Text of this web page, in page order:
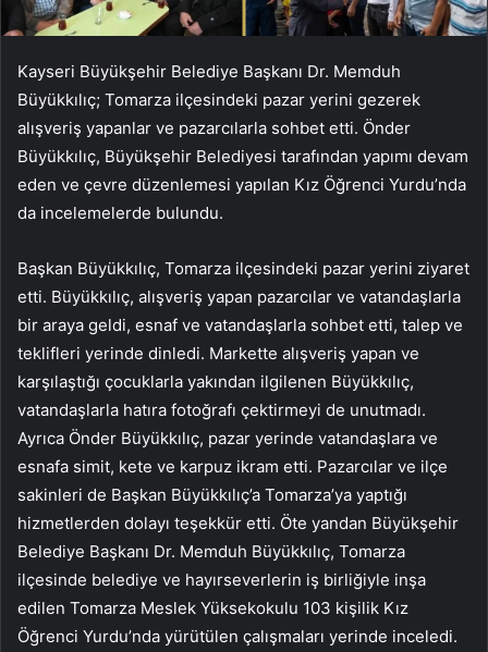
Kayseri Büyükşehir Belediye Başkanı Dr. Memduh
Büyükkılıç; Tomarza ilçesindeki pazar yerini gezerek
alışveriş yapanlar ve pazarcılarla sohbet etti. Önder
Büyükkılıç, Büyükşehir Belediyesi tarafından yapımı devam
eden ve çevre düzenlemesi yapılan Kız Öğrenci Yurdu’nda
da incelemelerde bulundu.
Başkan Büyükkılıç, Tomarza ilçesindeki pazar yerini ziyaret
etti. Büyükkılıç, alışveriş yapan pazarcılar ve vatandaşlarla
bir araya geldi, esnaf ve vatandaşlarla sohbet etti, talep ve
teklifleri yerinde dinledi. Markette alışveriş yapan ve
karşılaştığı çocuklarla yakından ilgilenen Büyükkılıç,
vatandaşlarla hatıra fotoğrafı çektirmeyi de unutmadı.
Ayrıca Önder Büyükkılıç, pazar yerinde vatandaşlara ve
esnafa simit, kete ve karpuz ikram etti. Pazarcılar ve ilçe
sakinleri de Başkan Büyükkılıç’a Tomarza’ya yaptığı
hizmetlerden dolayı teşekkür etti. Öte yandan Büyükşehir
Belediye Başkanı Dr. Memduh Büyükkılıç, Tomarza
ilçesinde belediye ve hayırseverlerin iş birliğiyle inşa
edilen Tomarza Meslek Yüksekokulu 103 kişilik Kız
Öğrenci Yurdu’nda yürütülen çalışmaları yerinde inceledi.